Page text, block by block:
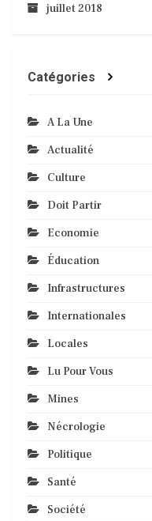
juillet 2018
Catégories
A La Une
Actualité
Culture
Doit Partir
Economie
Éducation
Infrastructures
Internationales
Locales
Lu Pour Vous
Mines
Nécrologie
Politique
Santé
Société